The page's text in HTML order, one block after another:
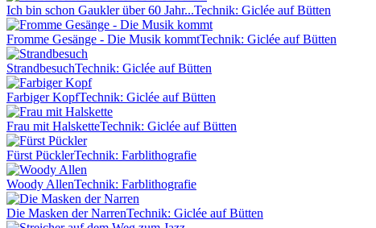
Ich bin schon Gaukler über 60 Jahr...Technik: Giclée auf Bütten
Fromme Gesänge - Die Musik kommtTechnik: Giclée auf Bütten
StrandbesuchTechnik: Giclée auf Bütten
Farbiger KopfTechnik: Giclée auf Bütten
Frau mit HalsketteTechnik: Giclée auf Bütten
Fürst PücklerTechnik: Farblithografie
Woody AllenTechnik: Farblithografie
Die Masken der NarrenTechnik: Giclée auf Bütten